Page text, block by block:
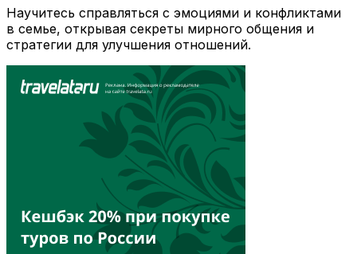
Научитесь справляться с эмоциями и конфликтами
в семье, открывая секреты мирного общения и
стратегии для улучшения отношений.